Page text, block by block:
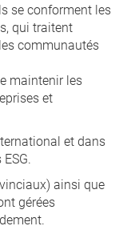
se conforment les
qui traitent
communautés
maintenir les
et
et dans
ainsi que
gérées